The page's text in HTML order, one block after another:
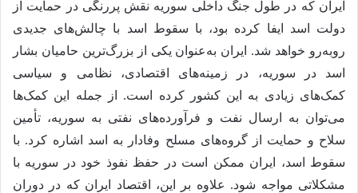
ایران که در طول جنگ داخلی سوریه نقش پررنگی در حمایت از
دولت اسد ایفا کرده بود، با سقوط اسد با چالش‌های جدیدی
روبه‌رو خواهد شد. ایران به‌عنوان یکی از بزرگ‌ترین حامیان بشار
اسد در سوریه، در زمینه‌های اقتصادی، نظامی و سیاسی
کمک‌های زیادی به این کشور کرده است. از جمله این کمک‌ها
می‌توان به ارسال نفت و فرآورده‌های نفتی به سوریه، تأمین
سلاح و حمایت از گروه‌های مسلح وفادار به اسد اشاره کرد. با
سقوط اسد، ایران ممکن است در حفظ نفوذ خود در سوریه با
مشکلاتی مواجه شود. علاوه بر این، اقتصاد ایران که در دوران